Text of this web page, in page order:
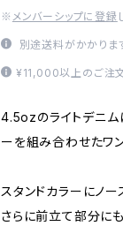
※ メンバーシップに登録
別途送料がかかりま
¥11,000以上のご注
4.5ozのライトデニム
ーを組み合わせたワン
スタンドカラーにノー
さらに前立て部分に